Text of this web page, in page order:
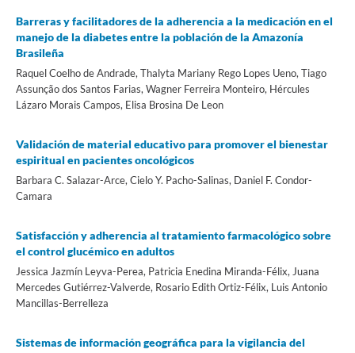
Barreras y facilitadores de la adherencia a la medicación en el
manejo de la diabetes entre la población de la Amazonía
Brasileña
Raquel Coelho de Andrade, Thalyta Mariany Rego Lopes Ueno, Tiago
Assunção dos Santos Farias, Wagner Ferreira Monteiro, Hércules
Lázaro Morais Campos, Elisa Brosina De Leon
Validación de material educativo para promover el bienestar
espiritual en pacientes oncológicos
Barbara C. Salazar-Arce, Cielo Y. Pacho-Salinas, Daniel F. Condor-
Camara
Satisfacción y adherencia al tratamiento farmacológico sobre
el control glucémico en adultos
Jessica Jazmín Leyva-Perea, Patricia Enedina Miranda-Félix, Juana
Mercedes Gutiérrez-Valverde, Rosario Edith Ortiz-Félix, Luis Antonio
Mancillas-Berrelleza
Sistemas de información geográfica para la vigilancia del